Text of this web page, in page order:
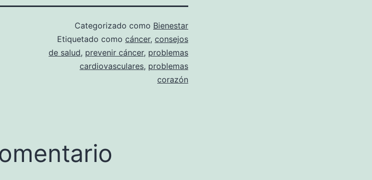
Categorizado como Bienestar
Etiquetado como cáncer, consejos
de salud, prevenir cáncer, problemas
cardiovasculares, problemas
corazón